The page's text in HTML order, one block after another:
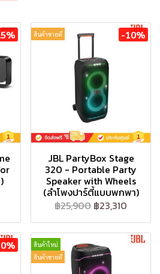
สินค้าขายดี -10%
JBL PartyBox Stage
320 - Portable Party
Speaker with Wheels
(ลำโพงปาร์ตี้แบบพกพา)
฿25,900 ฿23,310
สินค้าใหม่
สินค้าขายดี